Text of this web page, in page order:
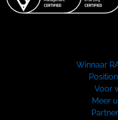
Winnaar
Voor
Meer